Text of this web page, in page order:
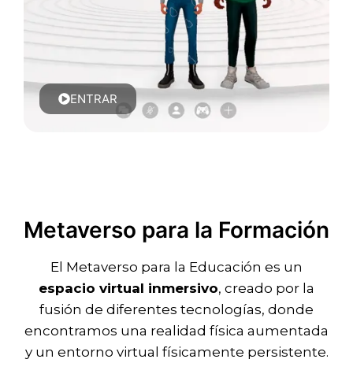
ENTRAR
Metaverso para la Formación
El Metaverso para la Educación es un
espacio virtual inmersivo, creado por la
fusión de diferentes tecnologías, donde
encontramos una realidad física aumentada
y un entorno virtual físicamente persistente.